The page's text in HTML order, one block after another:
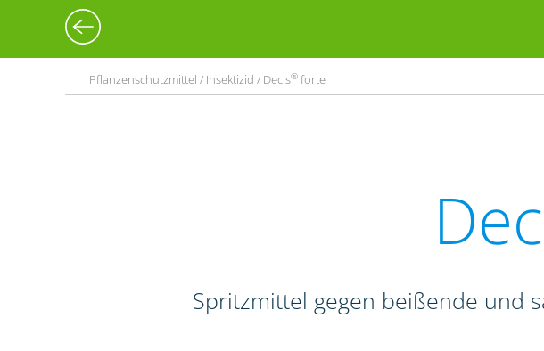
Pflanzenschutzmittel / Insektizid / Decis® forte
Spritzmittel gegen beißende und